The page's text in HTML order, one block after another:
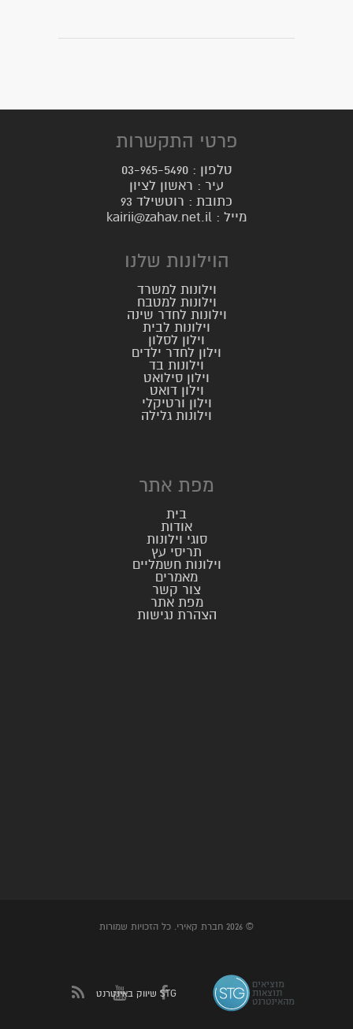
פרטי התקשרות
טלפון : 03-965-5490
עיר : ראשון לציון
כתובת : רוטשילד 93
מייל : kairii@zahav.net.il
הוילונות שלנו
וילונות למשרד
וילונות למטבח
וילונות לחדר שינה
וילונות לבית
וילון לסלון
וילון לחדר ילדים
וילונות בד
וילון סילואט
וילון דואט
וילון ורטיקלי
וילונות גלילה
מפת אתר
בית
אודות
סוגי וילונות
תריסי עץ
וילונות חשמליים
מאמרים
צור קשר
מפת אתר
הצהרת נגישות
© 2026 חברת קאירי. כל הזכויות שמורות
שיווק באינטרנט STG